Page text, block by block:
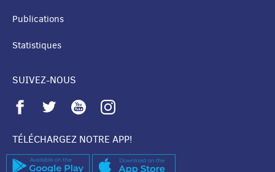
Publications
Statistiques
SUIVEZ-NOUS
TÉLÉCHARGEZ NOTRE APP!